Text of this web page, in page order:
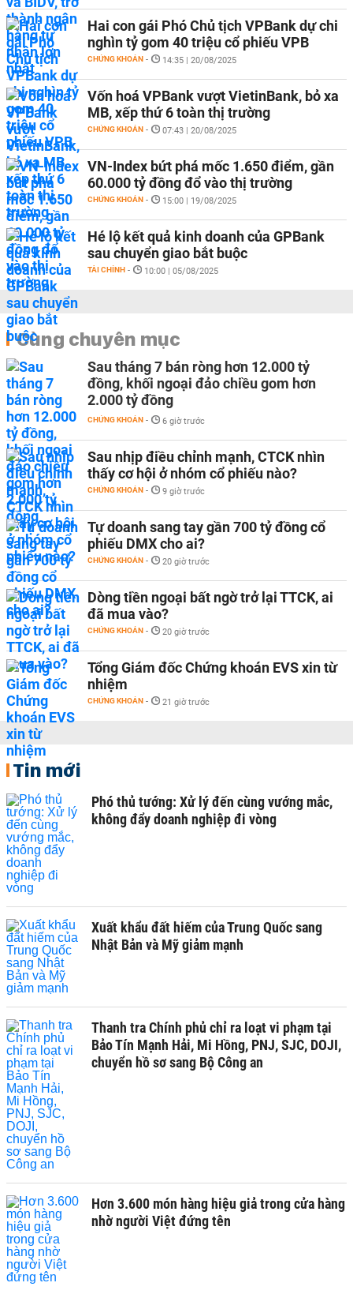
Hai con gái Phó Chủ tịch VPBank dự chi
nghìn tỷ gom 40 triệu cổ phiếu VPB
CHỨNG KHOÁN - 14:35 | 20/08/2025
Vốn hoá VPBank vượt VietinBank, bỏ xa
MB, xếp thứ 6 toàn thị trường
CHỨNG KHOÁN - 07:43 | 20/08/2025
VN-Index bứt phá mốc 1.650 điểm, gần
60.000 tỷ đồng đổ vào thị trường
CHỨNG KHOÁN - 15:00 | 19/08/2025
Hé lộ kết quả kinh doanh của GPBank
sau chuyển giao bắt buộc
TÀI CHÍNH - 10:00 | 05/08/2025
Cùng chuyên mục
Sau tháng 7 bán ròng hơn 12.000 tỷ
đồng, khối ngoại đảo chiều gom hơn
2.000 tỷ đồng
CHỨNG KHOÁN - 6 giờ trước
Sau nhịp điều chỉnh mạnh, CTCK nhìn
thấy cơ hội ở nhóm cổ phiếu nào?
CHỨNG KHOÁN - 9 giờ trước
Tự doanh sang tay gần 700 tỷ đồng cổ
phiếu DMX cho ai?
CHỨNG KHOÁN - 20 giờ trước
Dòng tiền ngoại bất ngờ trở lại TTCK, ai
đã mua vào?
CHỨNG KHOÁN - 20 giờ trước
Tổng Giám đốc Chứng khoán EVS xin từ
nhiệm
CHỨNG KHOÁN - 21 giờ trước
Tin mới
Phó thủ tướng: Xử lý đến cùng vướng mắc,
không đẩy doanh nghiệp đi vòng
Xuất khẩu đất hiếm của Trung Quốc sang
Nhật Bản và Mỹ giảm mạnh
Thanh tra Chính phủ chỉ ra loạt vi phạm tại
Bảo Tín Mạnh Hải, Mi Hồng, PNJ, SJC, DOJI,
chuyển hồ sơ sang Bộ Công an
Hơn 3.600 món hàng hiệu giả trong cửa hàng
nhờ người Việt đứng tên